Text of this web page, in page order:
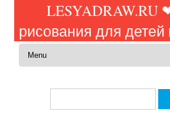
LESYADRAW.RU
рисования для детей
Перейти к содержимому